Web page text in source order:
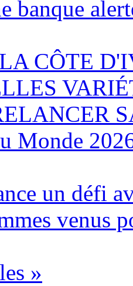
banque
CÔTE
Monde
un défi
venus
»